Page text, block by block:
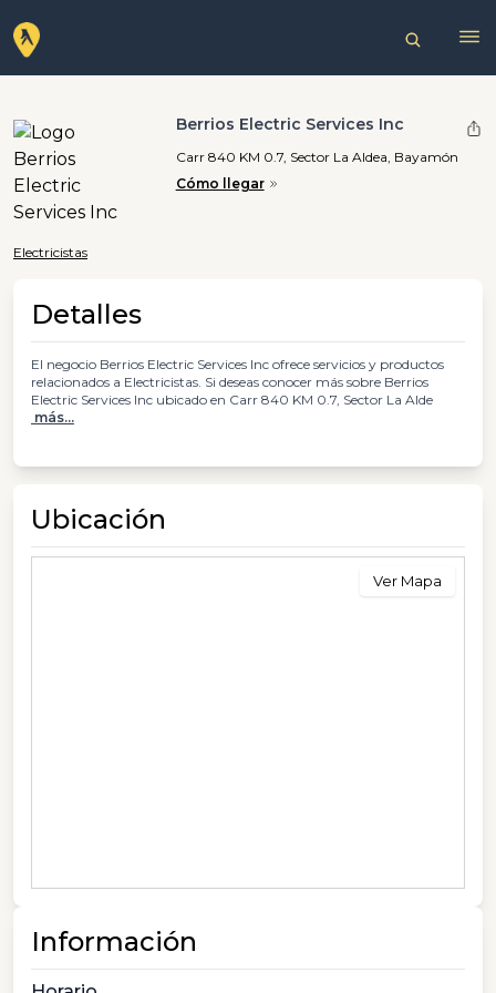
Berrios Electric Services Inc
Carr 840 KM 0.7, Sector La Aldea, Bayamón
Cómo llegar
Electricistas
Detalles
El negocio Berrios Electric Services Inc ofrece servicios y productos
relacionados a Electricistas. Si deseas conocer más sobre Berrios
Electric Services Inc ubicado en Carr 840 KM 0.7, Sector La Alde
más...
Ubicación
Ver Mapa
Información